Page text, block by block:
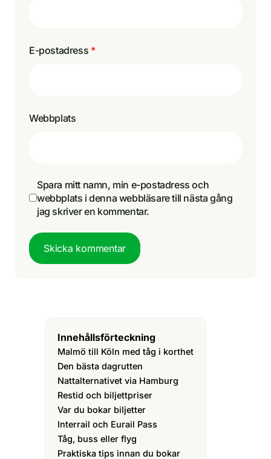
E-postadress *
Webbplats
Spara mitt namn, min e-postadress och
webbplats i denna webbläsare till nästa gång
jag skriver en kommentar.
Skicka kommentar
Innehållsförteckning
Malmö till Köln med tåg i korthet
Den bästa dagrutten
Nattalternativet via Hamburg
Restid och biljettpriser
Var du bokar biljetter
Interrail och Eurail Pass
Tåg, buss eller flyg
Praktiska tips innan du bokar